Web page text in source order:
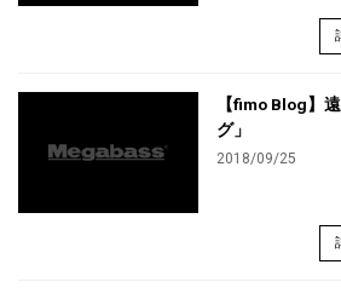
【fimo Blog】
グ」
2018/09/25